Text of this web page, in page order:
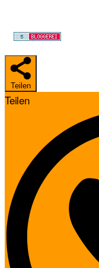
Teilen
Teilen